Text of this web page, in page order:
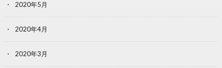
2020年5月
2020年4月
2020年3月